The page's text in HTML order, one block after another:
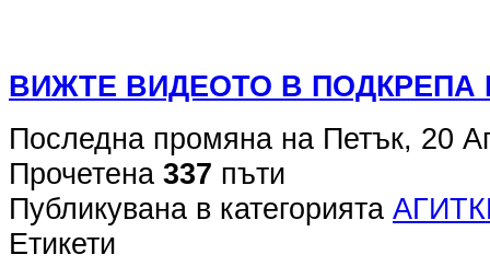
ВИЖТЕ ВИДЕОТО В ПОДКРЕПА
Последна промяна на Петък, 20
Прочетена 337 пъти
Публикувана в категорията
Етикети